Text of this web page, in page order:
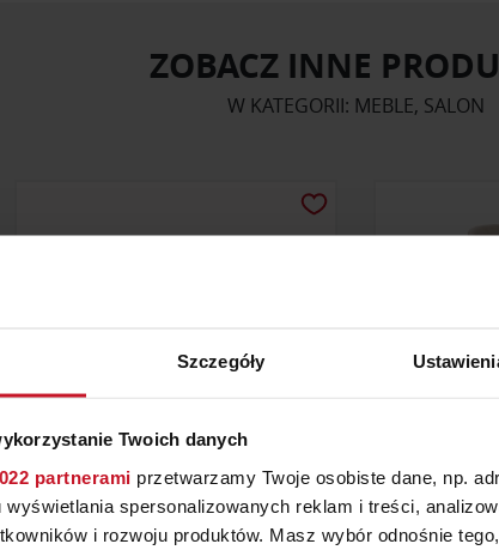
Szczegóły
Twoich danych
partnerami przetwarzamy Twoje osobiste dane, np.
wyświetlania spersonalizowanych reklam i treści,
i rozwoju produktów. Masz wybór odnośnie
ZOBACZ INNE
W KATEGORII: MEBLE, SALON
ŁÓŻKO ZAYA